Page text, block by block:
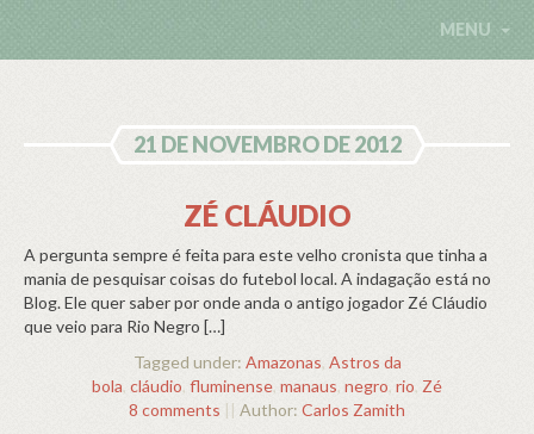
MENU
21 DE NOVEMBRO DE 2012
ZÉ CLÁUDIO
A pergunta sempre é feita para este velho cronista que tinha a
mania de pesquisar coisas do futebol local. A indagação está no
Blog. Ele quer saber por onde anda o antigo jogador Zé Cláudio
que veio para Rio Negro […]
Tagged under: Amazonas, Astros da
bola, cláudio, fluminense, manaus, negro rio, Zé
8 comments || Author: Carlos Zamith